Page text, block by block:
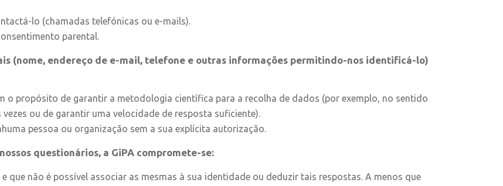
lo (chamadas telefónicas ou e-mails).
parental.
(nome, endereço de e-mail, telefone e outras informações permitindo-nos identificá-lo)
o propósito de garantir a metodologia científica para a recolha de dados (por exemplo, no sentido
ou de garantir uma velocidade de resposta suficiente).
pessoa ou organização sem a sua explícita autorização.
questionários, a GiPA compromete-se:
que não é possível associar as mesmas à sua identidade ou deduzir tais respostas. A menos que